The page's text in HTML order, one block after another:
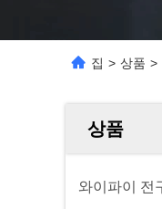
집 > 상품 >
상품
와이파이 전